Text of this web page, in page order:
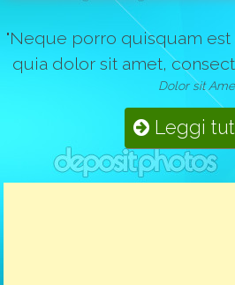
"Neque porro quisquam
quia dolor sit amet,
Dolor sit
Leggi